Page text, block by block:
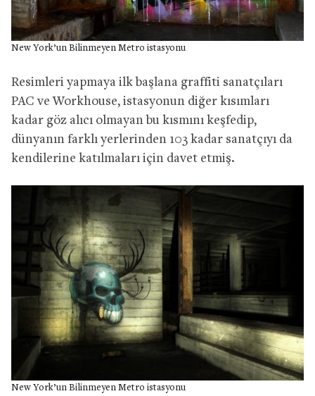
New York’un Bilinmeyen Metro istasyonu
Resimleri yapmaya ilk başlana graffiti sanatçıları
PAC ve Workhouse, istasyonun diğer kısımları
kadar göz alıcı olmayan bu kısmını keşfedip,
dünyanın farklı yerlerinden 103 kadar sanatçıyı da
kendilerine katılmaları için davet etmiş.
New York’un Bilinmeyen Metro istasyonu